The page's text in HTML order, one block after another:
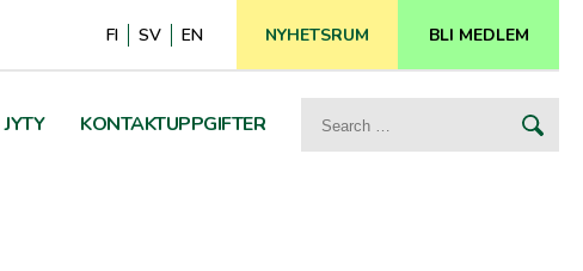
FI SV EN NYHETSRUM BLI MEDLEM
JYTY KONTAKTUPPGIFTER
Search
for: